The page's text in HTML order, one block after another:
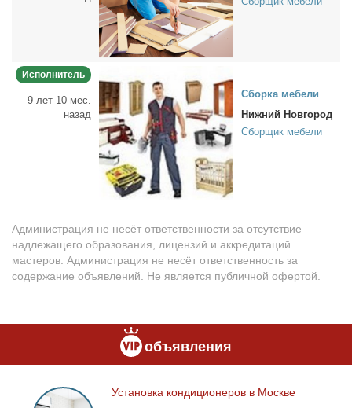
Исполнитель
9 лет 10 мес.
назад
Сбор­ка ме­бе­ли
Нижний Новгород
Сборщик мебели
Администрация не несёт ответственности за отсутствие
надлежащего образования, лицензий и аккредитаций
мастеров. Администрация не несёт ответственность за
содержание объявлений. Не является публичной офертой.
объявления
Установка
Уста­нов­ка кон­ди­ци­о­не­ров в Москве